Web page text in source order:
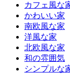
カフェ風な
かわいい家
南欧風な家
洋風な家
北欧風な家
和の雰囲気
シンプルな